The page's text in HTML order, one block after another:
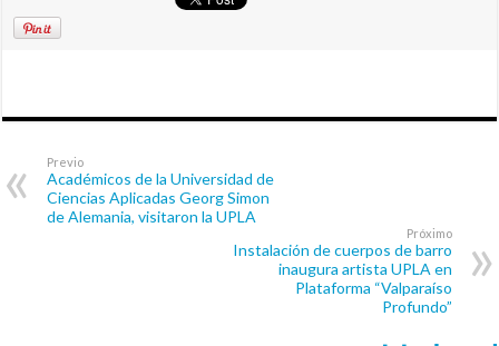
Previo
Académicos de la Universidad de
Ciencias Aplicadas Georg Simon
de Alemania, visitaron la UPLA
Próximo
Instalación de cuerpos de barro
inaugura artista UPLA en
Plataforma “Valparaíso
Profundo”